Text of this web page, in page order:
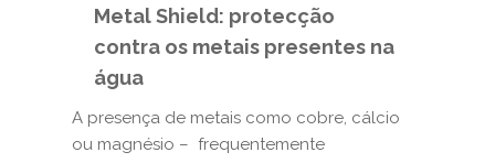
Metal Shield: protecção
contra os metais presentes na
água
A presença de metais como cobre, cálcio
ou magnésio – frequentemente